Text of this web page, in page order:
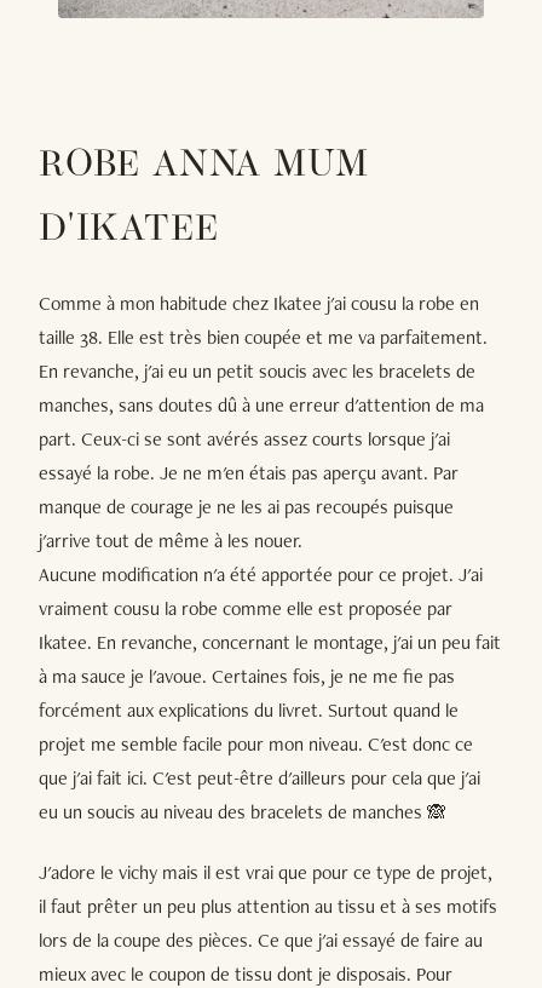
ROBE ANNA MUM
D'IKATEE
Comme à mon habitude chez Ikatee j'ai cousu la robe en
taille 38. Elle est très bien coupée et me va parfaitement.
En revanche, j'ai eu un petit soucis avec les bracelets de
manches, sans doutes dû à une erreur d'attention de ma
part. Ceux-ci se sont avérés assez courts lorsque j'ai
essayé la robe. Je ne m'en étais pas aperçu avant. Par
manque de courage je ne les ai pas recoupés puisque
j'arrive tout de même à les nouer.
Aucune modification n'a été apportée pour ce projet. J'ai
vraiment cousu la robe comme elle est proposée par
Ikatee. En revanche, concernant le montage, j'ai un peu fait
à ma sauce je l'avoue. Certaines fois, je ne me fie pas
forcément aux explications du livret. Surtout quand le
projet me semble facile pour mon niveau. C'est donc ce
que j'ai fait ici. C'est peut-être d'ailleurs pour cela que j'ai
eu un soucis au niveau des bracelets de manches 🙈
J'adore le vichy mais il est vrai que pour ce type de projet,
il faut prêter un peu plus attention au tissu et à ses motifs
lors de la coupe des pièces. Ce que j'ai essayé de faire au
mieux avec le coupon de tissu dont je disposais. Pour